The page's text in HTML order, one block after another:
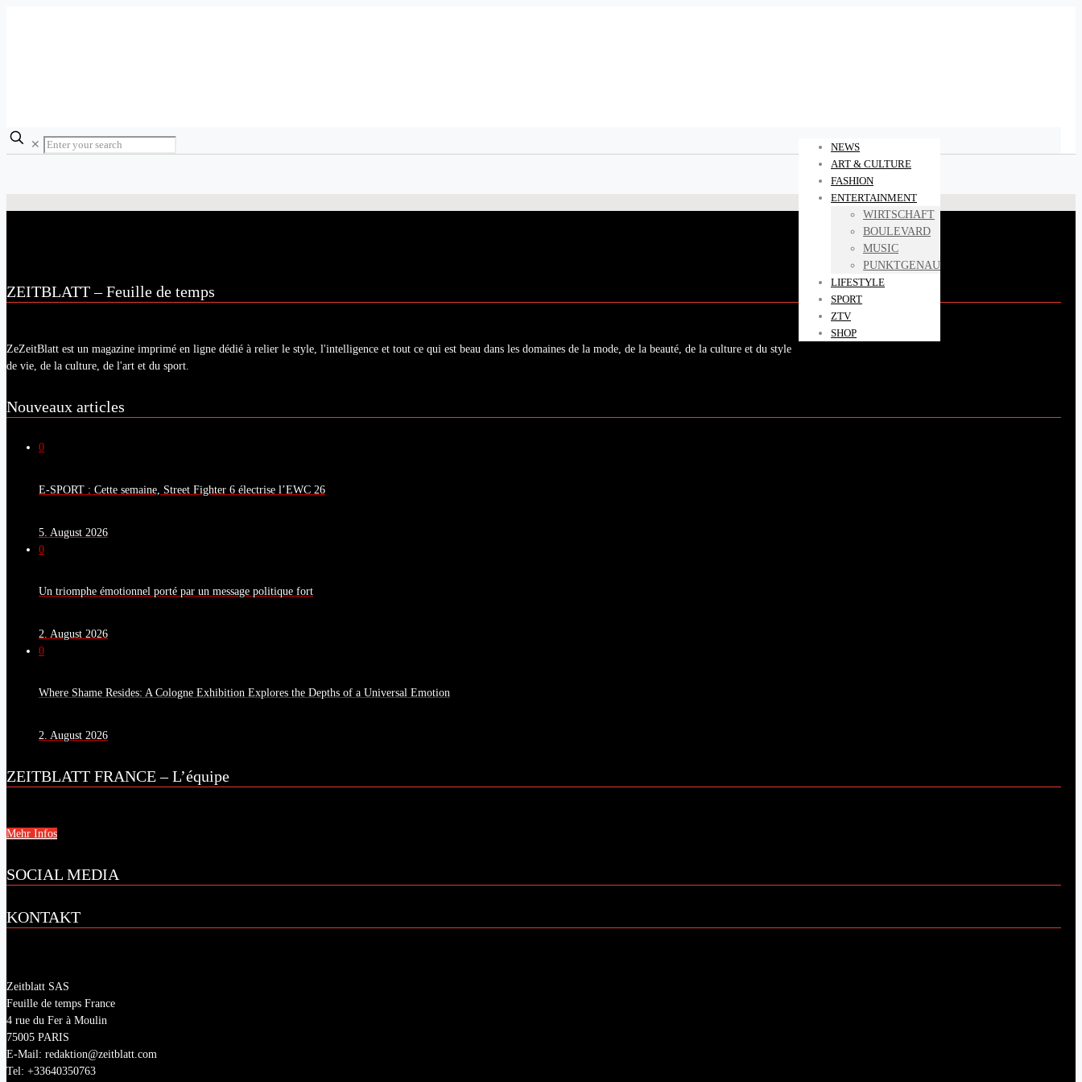
NEWS
ART & CULTURE
FASHION
ENTERTAINMENT
WIRTSCHAFT
BOULEVARD
MUSIC
PUNKTGENAU
LIFESTYLE
SPORT
ZTV
SHOP
✕
ZEITBLATT – Feuille de temps
ZeZeitBlatt est un magazine imprimé en ligne dédié à relier le style, l'intelligence et tout ce qui est beau dans les domaines de la mode, de la beauté, de la culture et du style
de vie, de la culture, de l'art et du sport.
Nouveaux articles
0
E-SPORT : Cette semaine, Street Fighter 6 électrise l’EWC 26
5. August 2026
0
Un triomphe émotionnel porté par un message politique fort
2. August 2026
0
Where Shame Resides: A Cologne Exhibition Explores the Depths of a Universal Emotion
2. August 2026
ZEITBLATT FRANCE – L’équipe
Mehr Infos
SOCIAL MEDIA
KONTAKT
Zeitblatt SAS
Feuille de temps France
4 rue du Fer à Moulin
75005 PARIS
E-Mail: redaktion@zeitblatt.com
Tel: +33640350763